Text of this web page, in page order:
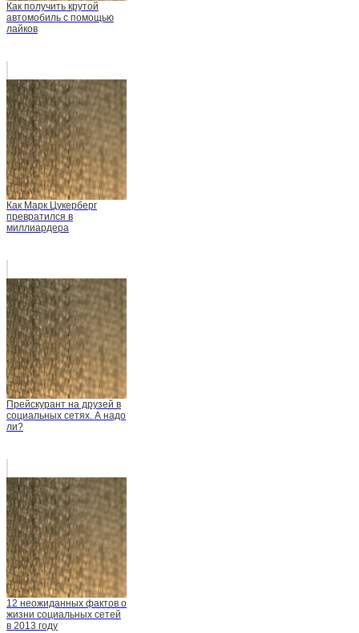
Как получить крутой
автомобиль с помощью
лайков
Как Марк Цукерберг
превратился в
миллиардера
Прейскурант на друзей в
социальных сетях. А надо
ли?
12 неожиданных фактов о
жизни социальных сетей
в 2013 году